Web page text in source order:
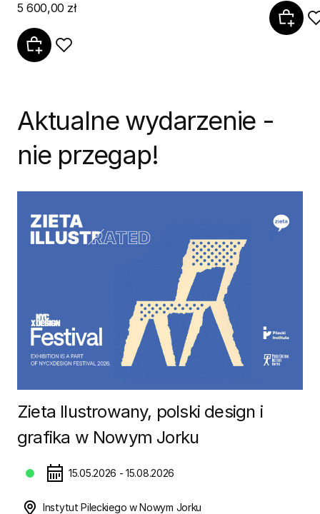
5 600,00 zł
Aktualne wydarzenie -
nie przegap!
Zieta Ilustrowany, polski design i
grafika w Nowym Jorku
15.05.2026 - 15.08.2026
Instytut Pileckiego w Nowym Jorku